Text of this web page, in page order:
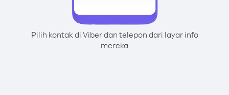
Pilih kontak di Viber dan telepon dari layar info
mereka